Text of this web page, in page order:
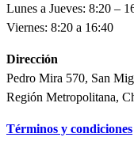
Lunes a Jueves: 8:20 –
Viernes: 8:20 a 16:40
Dirección
Pedro Mira 570, San
Región Metropolitana,
Términos y condiciones